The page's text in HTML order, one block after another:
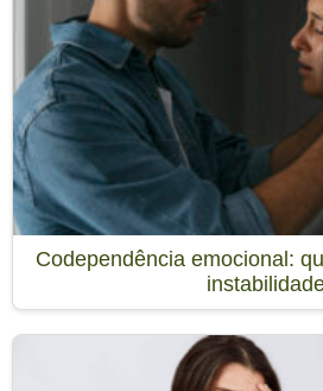
Codependência emocional: